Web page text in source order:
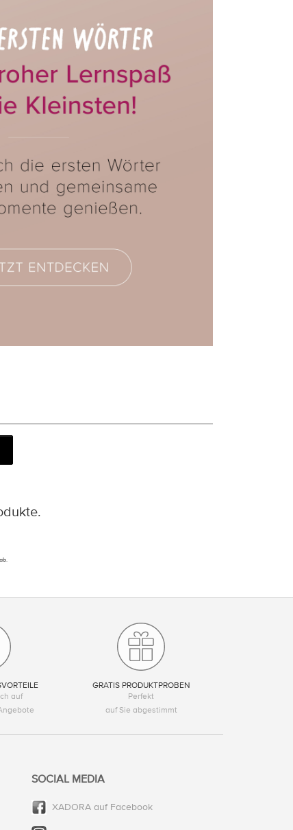
auf
GRATIS PRODUKTPROBEN
Perfekt
auf Sie abgestimmt
SOCIAL MEDIA
XADORA auf Facebook